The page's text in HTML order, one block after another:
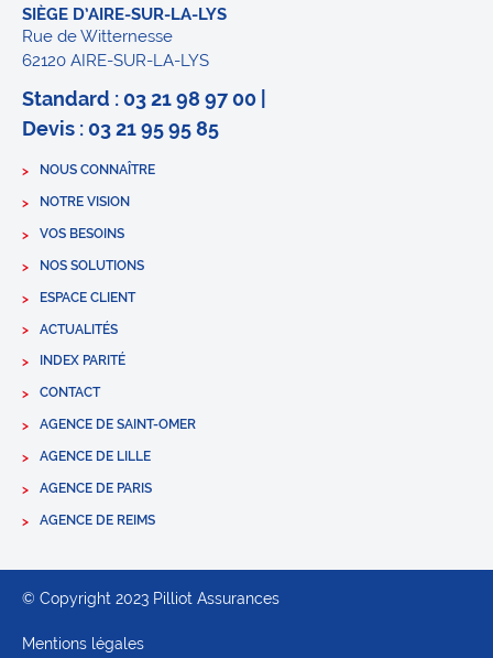
SIÈGE D’AIRE-SUR-LA-LYS
Rue de Witternesse
62120 AIRE-SUR-LA-LYS
Standard : 03 21 98 97 00 |
Devis : 03 21 95 95 85
NOUS CONNAÎTRE
NOTRE VISION
VOS BESOINS
NOS SOLUTIONS
ESPACE CLIENT
ACTUALITÉS
INDEX PARITÉ
CONTACT
AGENCE DE SAINT-OMER
AGENCE DE LILLE
AGENCE DE PARIS
AGENCE DE REIMS
© Copyright 2023 Pilliot Assurances
Mentions légales